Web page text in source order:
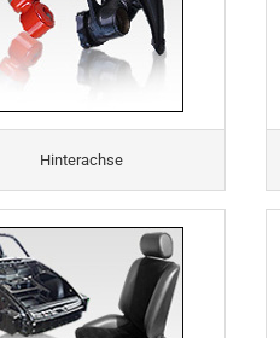
Hinterachse